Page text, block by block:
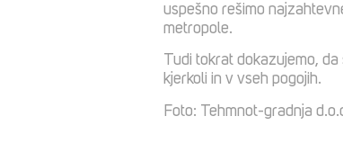
uspešno rešimo
metropole.
Tudi tokrat dokazujemo, da
kjerkoli in v vseh pogojih.
Foto: Tehmnot-gradnja